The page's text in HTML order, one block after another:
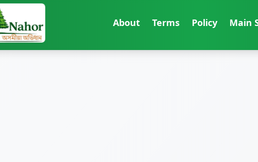
About Terms Policy Main